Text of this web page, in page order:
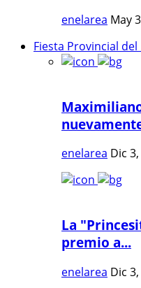
enelarea May
Fiesta Provincial
enelarea Dic
La
premio a...
enelarea Dic